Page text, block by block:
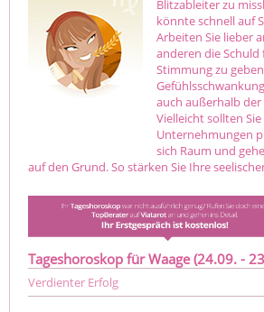
Blitzableiter zu
könnte schnell auf
Arbeiten Sie lieber
anderen die
Stimmung zu
auch außerhalb
Vielleicht sollten
Unternehmungen
sich Raum und
auf den Grund. So stärken Sie Ihre
Tageshoroskop für Waage (24.09. -
Verdienter Erfolg